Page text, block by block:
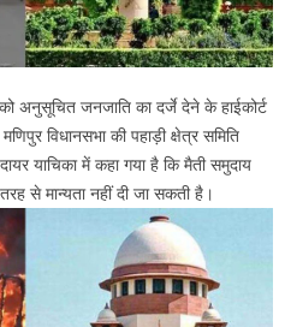
अनुसूचित जनजाति का दर्जे देने के हाईकोर्ट
विधानसभा की पहाड़ी क्षेत्र समिति
याचिका में कहा गया है कि मैती समुदाय
से मान्यता नहीं दी जा सकती है।